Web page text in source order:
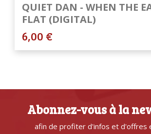
QUIET DAN - WHEN THE
FLAT (DIGITAL)
6,00 €
Abonnez-vous à la
afin de profiter d'infos et d'offres